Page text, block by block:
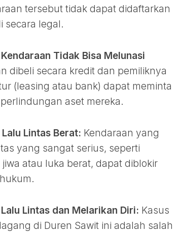
tersebut tidak dapat didaftarkan
secara legal.
Tidak Bisa Melunasi
dibeli secara kredit dan pemiliknya
(leasing atau bank) dapat meminta
aset mereka.
Lintas Berat: Kendaraan yang
yang sangat serius, seperti
atau luka berat, dapat diblokir
Lintas dan Melarikan Diri: Kasus
di Duren Sawit ini adalah salah